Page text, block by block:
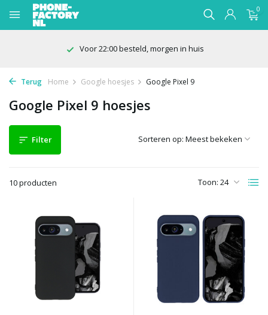
0
Voor 22:00 besteld, morgen in huis
Terug Home Google hoesjes Google Pixel 9
Google Pixel 9 hoesjes
Filter
10 producten Toon:
Sorteren op: